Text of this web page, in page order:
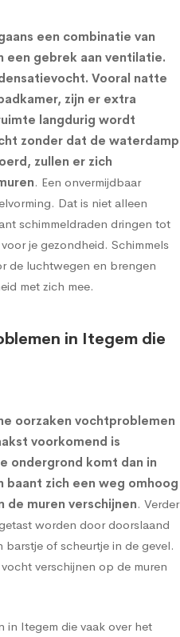
een combinatie van
een gebrek aan ventilatie.
Vooral natte
zijn er extra
langdurig wordt
zonder dat de waterdamp
zullen er zich
. Een onvermijdbaar
Dat is niet alleen
schimmeldraden dringen tot
je gezondheid. Schimmels
de luchtwegen en brengen
met zich mee.
in Itegem die
oorzaken vochtproblemen
voorkomend is
ondergrond komt dan in
zich een weg omhoog
muren verschijnen. Verder
worden door doorslaand
of scheurtje in de gevel.
verschijnen op de muren
in Itegem die vaak over het